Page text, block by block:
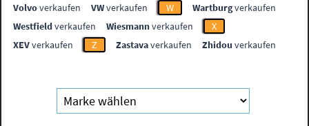
Volvoverkaufen VWverkaufen W Wartburgverkaufen
Westfieldverkaufen Wiesmannverkaufen
X
XEVverkaufen Z Zastavaverkaufen Zhidou verkaufen